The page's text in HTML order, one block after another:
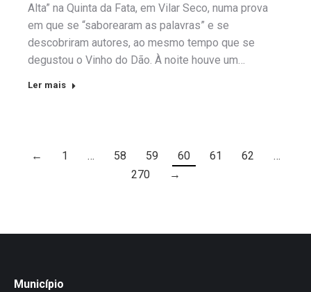
Alta” na Quinta da Fata, em Vilar Seco, numa prova
em que se “saborearam as palavras” e se
descobriram autores, ao mesmo tempo que se
degustou o Vinho do Dão. À noite houve um…
Ler mais
← 1 … 58 59 60 61 62
…
270
→
Município